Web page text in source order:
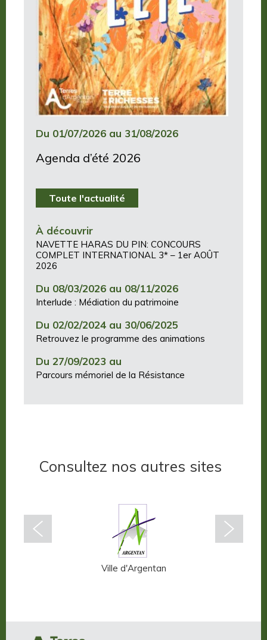
Du 01/07/2026 au 31/08/2026
Agenda d’été 2026
Toute l'actualité
À découvrir
NAVETTE HARAS DU PIN: CONCOURS
COMPLET INTERNATIONAL 3* – 1er AOÛT
2026
Du 08/03/2026 au 08/11/2026
Interlude : Médiation du patrimoine
Du 02/02/2024 au 30/06/2025
Retrouvez le programme des animations
Du 27/09/2023 au
Parcours mémoriel de la Résistance
Consultez nos autres sites
Ville d'Argentan